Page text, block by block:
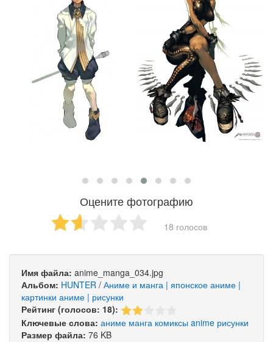
Оцените фотографию
18 голосов
Имя файла: anime_manga_034.jpg
Альбом: HUNTER / Аниме и манга | японское аниме |
картинки аниме | рисунки
Рейтинг (голосов: 18):
Ключевые слова: аниме манга комиксы anime рисунки
Размер файла: 76 KB